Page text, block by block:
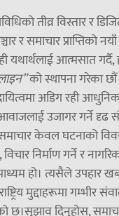
तीव्र विस्तार र
र समाचार प्राप्तिको
यथार्थलाई आत्मसात गर्दै,
को स्थापना गरेका छौं
अडिग रही
उजागर गर्ने दृढ
केवल घटनाको
निर्माण गर्ने र
हो। त्यसैले उपहार
मुद्दाहरूमा गम्भीर
छ।सुझाव दिनुहोस्,